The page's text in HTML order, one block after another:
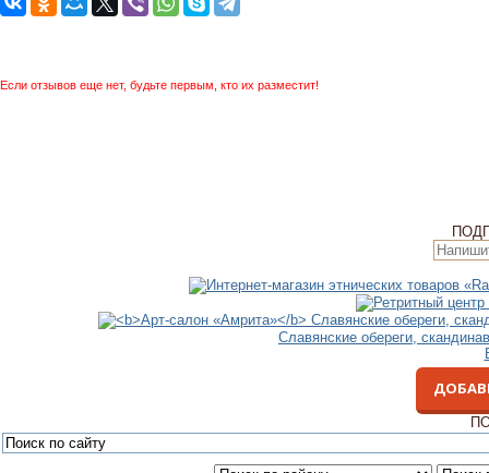
Если отзывов еще нет, будьте первым, кто их разместит!
Славянские обереги,